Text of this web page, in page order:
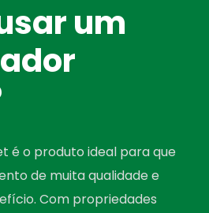
um
é o produto ideal para que
de muita qualidade e
Com propriedades